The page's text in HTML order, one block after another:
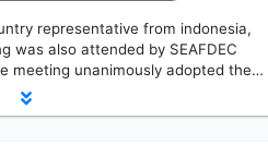
representative from indonesia,
was also attended by SEAFDEC
meeting unanimously adopted the…